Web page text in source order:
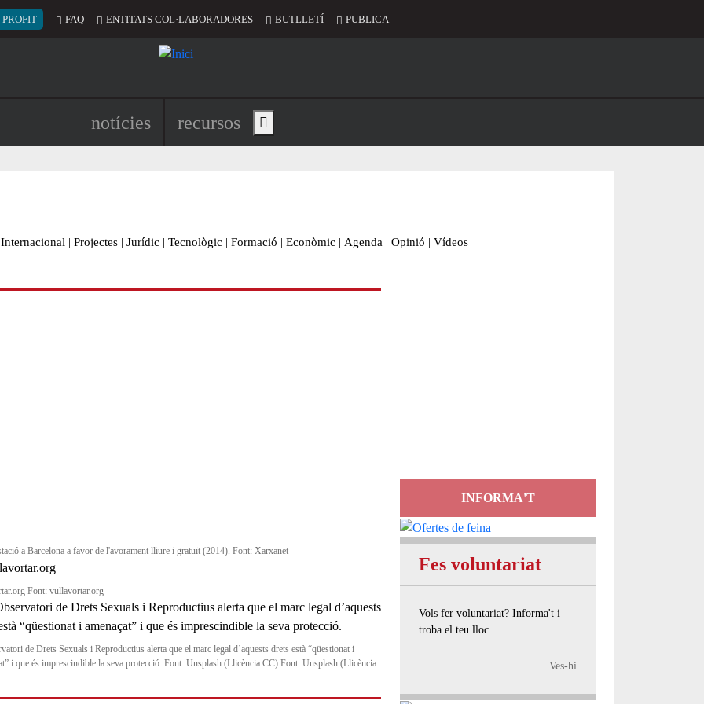
del compte d'usuari
PROFIT FAQ ENTITATS COL·LABORADORES BUTLLETÍ PUBLICA
Navegació principal de l'encapçalament
notícies recursos Show main menu
Internacional | Projectes | Jurídic | Tecnològic | Formació | Econòmic | Agenda | Opinió | Vídeos
a Barcelona a favor de l'avorament lliure i gratuït (2014). Font: Xarxanet
Font: vullavortar.org
de Drets Sexuals i Reproductius alerta que el marc legal d’aquests drets està “qüestionat i
i que és imprescindible la seva protecció. Font: Unsplash (Llicència CC) Font: Unsplash (Llicència
INFORMA'T
Fes voluntariat
Vols fer voluntariat? Informa't i
troba el teu lloc
Ves-hi